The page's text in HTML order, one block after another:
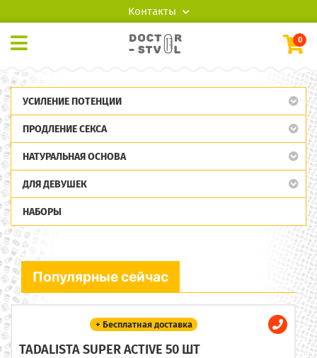
Контакты
0
УСИЛЕНИЕ ПОТЕНЦИИ
ПРОДЛЕНИЕ СЕКСА
НАТУРАЛЬНАЯ ОСНОВА
ДЛЯ ДЕВУШЕК
НАБОРЫ
Популярные сейчас
+ Бесплатная доставка
TADALISTA SUPER ACTIVE 50 ШТ